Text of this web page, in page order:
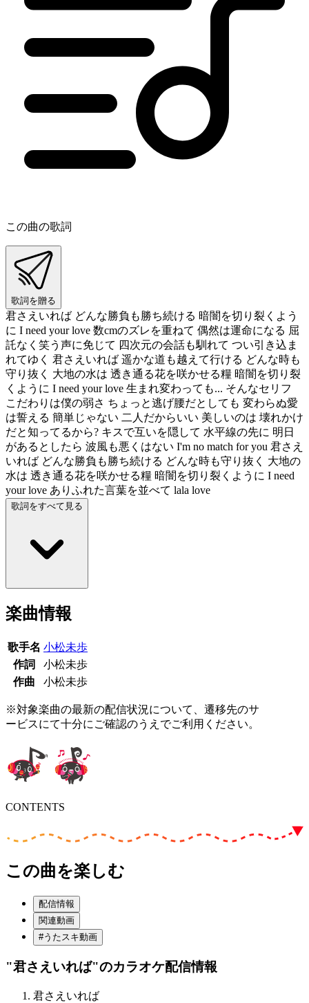
この曲の歌詞
歌詞を贈る
君さえいれば どんな勝負も勝ち続ける 暗闇を切り裂くよう
に I need your love 数cmのズレを重ねて 偶然は運命になる 屈
託なく笑う声に免じて 四次元の会話も馴れて つい引き込ま
れてゆく 君さえいれば 遥かな道も越えて行ける どんな時も
守り抜く 大地の水は 透き通る花を咲かせる糧 暗闇を切り裂
くように I need your love 生まれ変わっても... そんなセリフ
こだわりは僕の弱さ ちょっと逃げ腰だとしても 変わらぬ愛
は誓える 簡単じゃない 二人だからいい 美しいのは 壊れかけ
だと知ってるから? キスで互いを隠して 水平線の先に 明日
があるとしたら 波風も悪くはない I'm no match for you 君さえ
いれば どんな勝負も勝ち続ける どんな時も守り抜く 大地の
水は 透き通る花を咲かせる糧 暗闇を切り裂くように I need
your love ありふれた言葉を並べて lala love
歌詞をすべて見る
楽曲情報
歌手名 小松未歩
作詞
小松未歩
作曲
小松未歩
※対象楽曲の最新の配信状況について、遷移先のサ
ービスにて十分にご確認のうえでご利用ください。
CONTENTS
この曲を楽しむ
配信情報
関連動画
#うたスキ動画
"君さえいれば"のカラオケ配信情報
君さえいれば